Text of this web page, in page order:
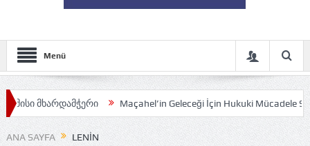
Menü
Maçahel’in Geleceği İçin Hukuki Mücadele Sürüyor
ANA SAYFA LENIN